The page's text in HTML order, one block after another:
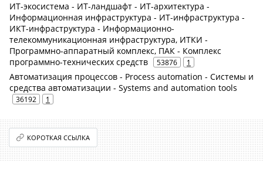
ИТ-экосистема - ИТ-ландшафт - ИТ-архитектура -
Информационная инфраструктура - ИТ-инфраструктура -
ИКТ-инфраструктура - Информационно-
телекоммуникационная инфраструктура, ИТКИ -
Программно-аппаратный комплекс, ПАК - Комплекс
программно-технических средств
53876 1
Автоматизация процессов - Process automation - Системы и
средства автоматизации - Systems and automation tools
36192 1
КОРОТКАЯ ССЫЛКА